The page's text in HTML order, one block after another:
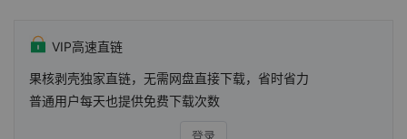
VIP高速直链
果核剥壳独家直链，无需网盘直接下载，省时省力
普通用户每天也提供免费下载次数
登录